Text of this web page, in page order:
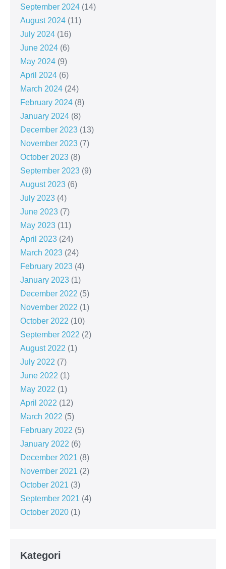
September 2024 (14)
August 2024 (11)
July 2024 (16)
June 2024 (6)
May 2024 (9)
April 2024 (6)
March 2024 (24)
February 2024 (8)
January 2024 (8)
December 2023 (13)
November 2023 (7)
October 2023 (8)
September 2023 (9)
August 2023 (6)
July 2023 (4)
June 2023 (7)
May 2023 (11)
April 2023 (24)
March 2023 (24)
February 2023 (4)
January 2023 (1)
December 2022 (5)
November 2022 (1)
October 2022 (10)
September 2022 (2)
August 2022 (1)
July 2022 (7)
June 2022 (1)
May 2022 (1)
April 2022 (12)
March 2022 (5)
February 2022 (5)
January 2022 (6)
December 2021 (8)
November 2021 (2)
October 2021 (3)
September 2021 (4)
October 2020 (1)
Kategori